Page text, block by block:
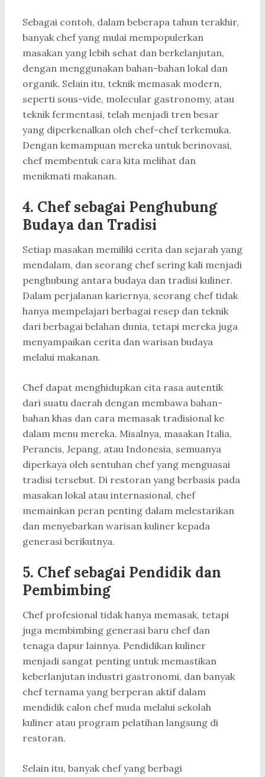
Sebagai contoh, dalam beberapa tahun terakhir,
banyak chef yang mulai mempopulerkan
masakan yang lebih sehat dan berkelanjutan,
dengan menggunakan bahan-bahan lokal dan
organik. Selain itu, teknik memasak modern,
seperti sous-vide, molecular gastronomy, atau
teknik fermentasi, telah menjadi tren besar
yang diperkenalkan oleh chef-chef terkemuka.
Dengan kemampuan mereka untuk berinovasi,
chef membentuk cara kita melihat dan
menikmati makanan.
4. Chef sebagai Penghubung
Budaya dan Tradisi
Setiap masakan memiliki cerita dan sejarah yang
mendalam, dan seorang chef sering kali menjadi
penghubung antara budaya dan tradisi kuliner.
Dalam perjalanan kariernya, seorang chef tidak
hanya mempelajari berbagai resep dan teknik
dari berbagai belahan dunia, tetapi mereka juga
menyampaikan cerita dan warisan budaya
melalui makanan.
Chef dapat menghidupkan cita rasa autentik
dari suatu daerah dengan membawa bahan-
bahan khas dan cara memasak tradisional ke
dalam menu mereka. Misalnya, masakan Italia,
Perancis, Jepang, atau Indonesia, semuanya
diperkaya oleh sentuhan chef yang menguasai
tradisi tersebut. Di restoran yang berbasis pada
masakan lokal atau internasional, chef
memainkan peran penting dalam melestarikan
dan menyebarkan warisan kuliner kepada
generasi berikutnya.
5. Chef sebagai Pendidik dan
Pembimbing
Chef profesional tidak hanya memasak, tetapi
juga membimbing generasi baru chef dan
tenaga dapur lainnya. Pendidikan kuliner
menjadi sangat penting untuk memastikan
keberlanjutan industri gastronomi, dan banyak
chef ternama yang berperan aktif dalam
mendidik calon chef muda melalui sekolah
kuliner atau program pelatihan langsung di
restoran.
Selain itu, banyak chef yang berbagi